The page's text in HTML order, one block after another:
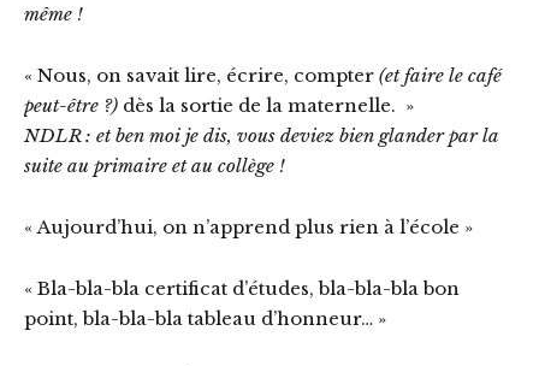
même !
« Nous, on savait lire, écrire, compter (et faire le café
peut-être ?) dès la sortie de la maternelle. »
NDLR : et ben moi je dis, vous deviez bien glander par la
suite au primaire et au collège !
« Aujourd’hui, on n’apprend plus rien à l’école »
« Bla-bla-bla certificat d’études, bla-bla-bla bon
point, bla-bla-bla tableau d’honneur… »